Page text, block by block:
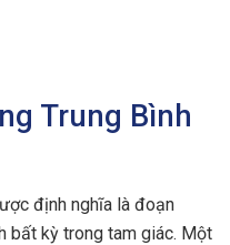
Trung Bình
định nghĩa là đoạn
bất kỳ trong tam giác. Một